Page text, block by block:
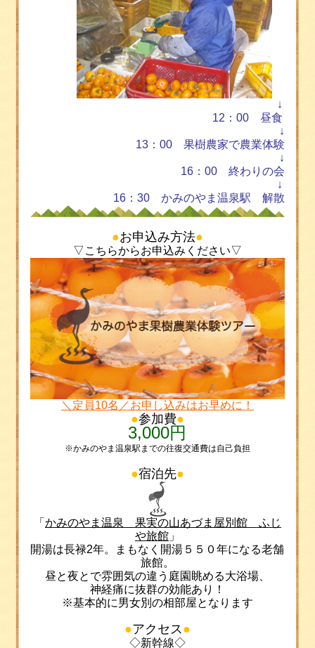
↓
12 ：00 昼食
↓
13 ：00 果樹農家で農業体験
↓
16 ：00 終わりの会
↓
16 ：30 かみのやま温泉駅 解散
●お申込み方法●
▽こちらからお申込みください▽
＼定員10名／お申し込みはお早めに！
●参加費●
3,000円
※かみのやま温泉駅までの往復交通費は自己負担
●宿泊先●
「 かみのやま温泉 果実の山あづま屋別館 ふじ
や旅館」
開湯は長禄2年。まもなく開湯５５０年になる老舗
旅館。
昼と夜とで雰囲気の違う庭園眺める大浴場、
神経痛に抜群の効能あり！
※基本的に男女別の相部屋となります
●アクセス●
◇新幹線◇